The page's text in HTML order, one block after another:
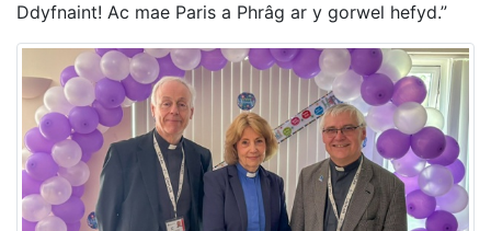
Ddyfnaint! Ac mae Paris a Phrâg ar y gorwel hefyd.”